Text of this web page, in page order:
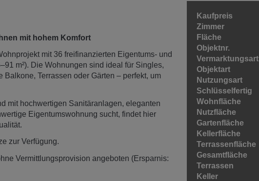
mit hohem Komfort
mit 36 freifinanzierten Eigentums- und
m²). Die Wohnungen sind ideal für Singles,
Terrassen oder Gärten – perfekt, um
mit hochwertigen Sanitäranlagen, eleganten
Eigentumswohnung sucht, findet hier
zur Verfügung.
Vermittlungsprovision angeboten (Ersparnis:
Kaufpreis
Zimmer
Fläche
Objektnr.
Vermarktungsart
Objektart
Nutzungsart
Schlüsselfertig
Wohnfläche
Nutzfläche
Gartenfläche
Kellerfläche
Terrassenfläche
Gesamtfläche
Terrassen
Keller